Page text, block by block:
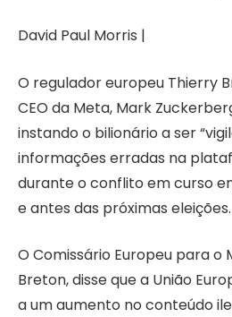
David Paul Morris |
O regulador europeu Thierry
CEO da Meta, Mark
instando o bilionário a ser
informações erradas na
durante o conflito em curso
e antes das próximas eleições.
O Comissário Europeu para o
Breton, disse que a União
a um aumento no conteúdo